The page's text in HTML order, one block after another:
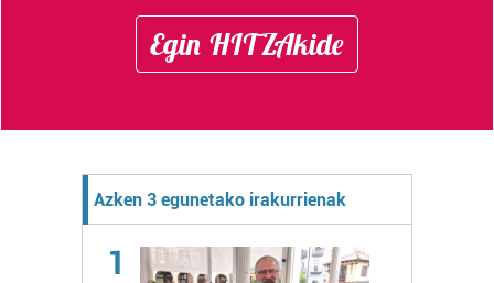
Egin HITZAkide
Azken 3 egunetako irakurrienak
1